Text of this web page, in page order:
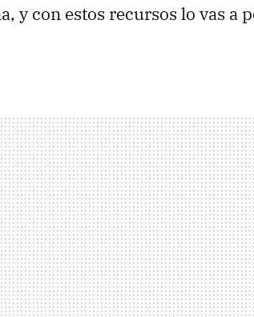
y con estos recursos lo vas a